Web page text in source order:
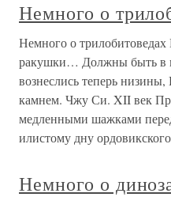
Немного о
Немного о трилобитоведах
ракушки… Должны быть в
вознеслись теперь
камнем. Чжу Си. XII век
медленными шажками
илистому дну
Немного о